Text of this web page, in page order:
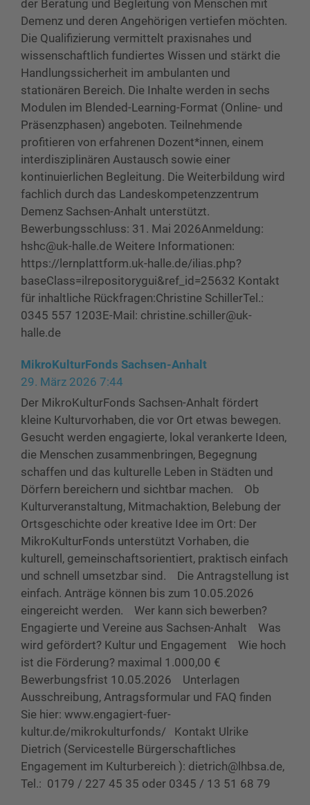
der Beratung und Begleitung von Menschen mit
Demenz und deren Angehörigen vertiefen möchten.
Die Qualifizierung vermittelt praxisnahes und
wissenschaftlich fundiertes Wissen und stärkt die
Handlungssicherheit im ambulanten und
stationären Bereich. Die Inhalte werden in sechs
Modulen im Blended-Learning-Format (Online- und
Präsenzphasen) angeboten. Teilnehmende
profitieren von erfahrenen Dozent*innen, einem
interdisziplinären Austausch sowie einer
kontinuierlichen Begleitung. Die Weiterbildung wird
fachlich durch das Landeskompetenzzentrum
Demenz Sachsen-Anhalt unterstützt.
Bewerbungsschluss: 31. Mai 2026Anmeldung:
hshc@uk-halle.de Weitere Informationen:
https://lernplattform.uk-halle.de/ilias.php?
baseClass=ilrepositorygui&ref_id=25632 Kontakt
für inhaltliche Rückfragen:Christine SchillerTel.:
0345 557 1203E-Mail: christine.schiller@uk-
halle.de
MikroKulturFonds Sachsen-Anhalt
29. März 2026 7:44
Der MikroKulturFonds Sachsen-Anhalt fördert
kleine Kulturvorhaben, die vor Ort etwas bewegen.
Gesucht werden engagierte, lokal verankerte Ideen,
die Menschen zusammenbringen, Begegnung
schaffen und das kulturelle Leben in Städten und
Dörfern bereichern und sichtbar machen. Ob
Kulturveranstaltung, Mitmachaktion, Belebung der
Ortsgeschichte oder kreative Idee im Ort: Der
MikroKulturFonds unterstützt Vorhaben, die
kulturell, gemeinschaftsorientiert, praktisch einfach
und schnell umsetzbar sind. Die Antragstellung ist
einfach. Anträge können bis zum 10.05.2026
eingereicht werden. Wer kann sich bewerben?
Engagierte und Vereine aus Sachsen-Anhalt Was
wird gefördert? Kultur und Engagement Wie hoch
ist die Förderung? maximal 1.000,00 €
Bewerbungsfrist 10.05.2026 Unterlagen
Ausschreibung, Antragsformular und FAQ finden
Sie hier: www.engagiert-fuer-
kultur.de/mikrokulturfonds/ Kontakt Ulrike
Dietrich (Servicestelle Bürgerschaftliches
Engagement im Kulturbereich ): dietrich@lhbsa.de,
Tel.: 0179 / 227 45 35 oder 0345 / 13 51 68 79